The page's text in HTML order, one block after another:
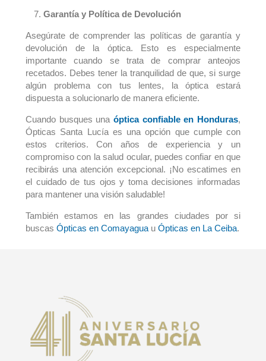
Garantía y Política de Devolución
Asegúrate de comprender las políticas de garantía y
devolución de la óptica. Esto es especialmente
importante cuando se trata de comprar anteojos
recetados. Debes tener la tranquilidad de que, si surge
algún problema con tus lentes, la óptica estará
dispuesta a solucionarlo de manera eficiente.
Cuando busques una óptica confiable en Honduras,
Ópticas Santa Lucía es una opción que cumple con
estos criterios. Con años de experiencia y un
compromiso con la salud ocular, puedes confiar en que
recibirás una atención excepcional. ¡No escatimes en
el cuidado de tus ojos y toma decisiones informadas
para mantener una visión saludable!
También estamos en las grandes ciudades por si
buscas Ópticas en Comayagua u Ópticas en La Ceiba.